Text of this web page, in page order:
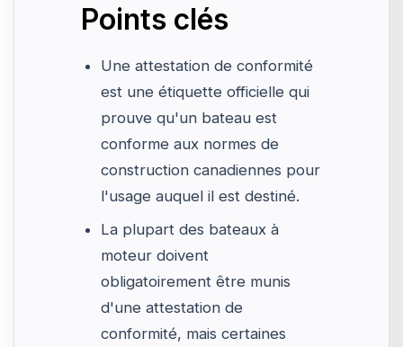
Points clés
Une attestation de conformité
est une étiquette officielle qui
prouve qu'un bateau est
conforme aux normes de
construction canadiennes pour
l'usage auquel il est destiné.
La plupart des bateaux à
moteur doivent
obligatoirement être munis
d'une attestation de
conformité, mais certaines